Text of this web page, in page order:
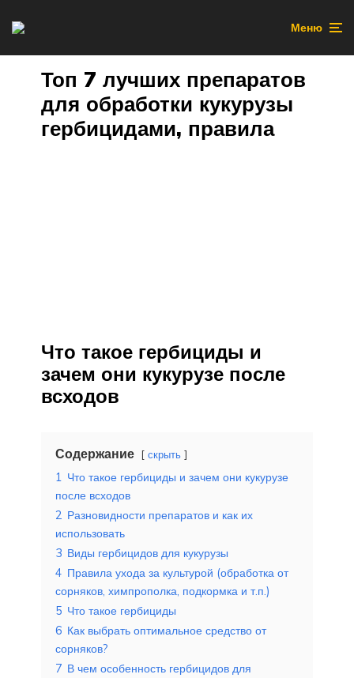
Меню
Топ 7 лучших препаратов
для обработки кукурузы
гербицидами, правила
Что такое гербициды и
зачем они кукурузе после
всходов
Содержание скрыть
1 Что такое гербициды и зачем они кукурузе
после всходов
2 Разновидности препаратов и как их
использовать
3 Виды гербицидов для кукурузы
4 Правила ухода за культурой (обработка от
сорняков, химпрополка, подкормка и т.п.)
5 Что такое гербициды
6 Как выбрать оптимальное средство от
сорняков?
7 В чем особенность гербицидов для